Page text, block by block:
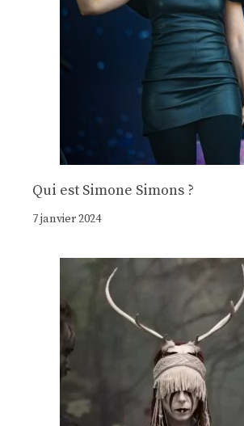
Qui est Simone Simons ?
7 janvier 2024